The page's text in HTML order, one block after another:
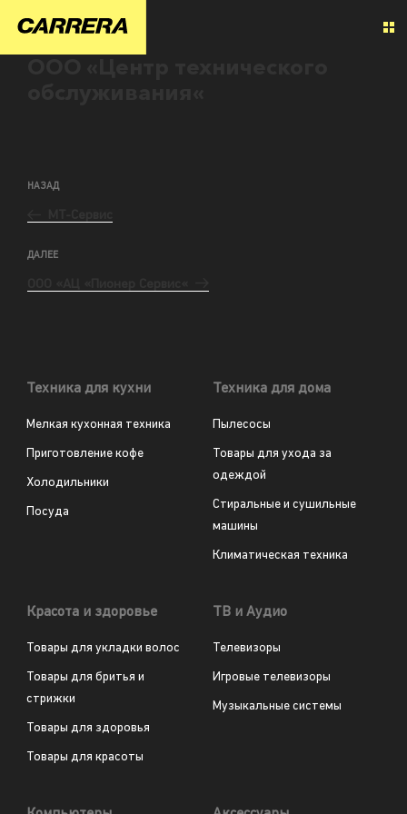
НАЗАД
ДАЛЕЕ
Техника для кухни
Мелкая кухонная техника
Приготовление кофе
Холодильники
Посуда
Техника для дома
Пылесосы
Товары для ухода за
одеждой
Стиральные и сушильные
машины
Климатическая техника
Красота и здоровье
Товары для укладки волос
Товары для бритья и
стрижки
Товары для здоровья
Товары для красоты
ТВ и Аудио
Телевизоры
Игровые телевизоры
Музыкальные системы